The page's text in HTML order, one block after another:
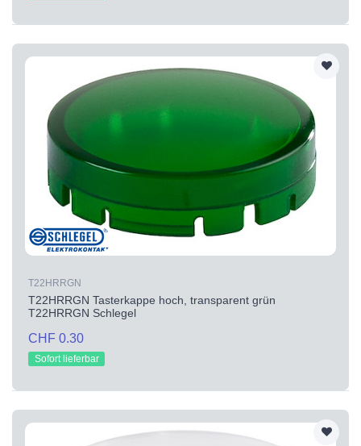
T22HRRGN
T22HRRGN Tasterkappe hoch, transparent grün
T22HRRGN Schlegel
CHF 0.30
Sofort lieferbar